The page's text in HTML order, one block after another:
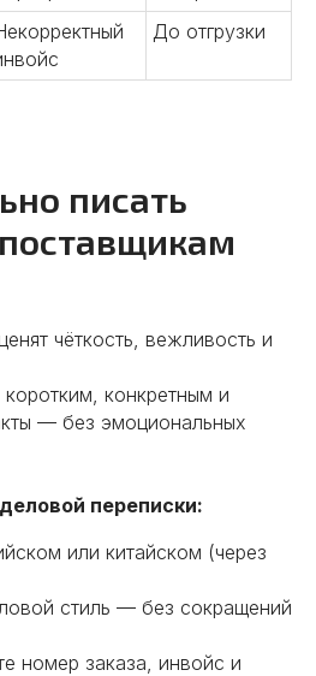
До отгрузки
писать
чёткость, вежливость и
конкретным и
— без эмоциональных
переписки:
или китайском (через
стиль — без сокращений
номер заказа, инвойс и